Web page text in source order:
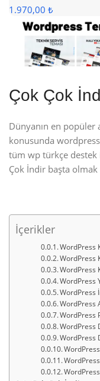
1.970,00 ₺
Çok Çok
Dünyanın en popüler
konusunda
tüm wp türkçe destek
Çok İndir başta
İçerikler
WordPress
WordPress
WordPress
WordPress
WordPress
WordPress
WordPress
WordPress
WordPress